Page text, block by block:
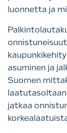
luonnetta ja
asuminen ja
Suomen
laatutasoltaan
jatkaa